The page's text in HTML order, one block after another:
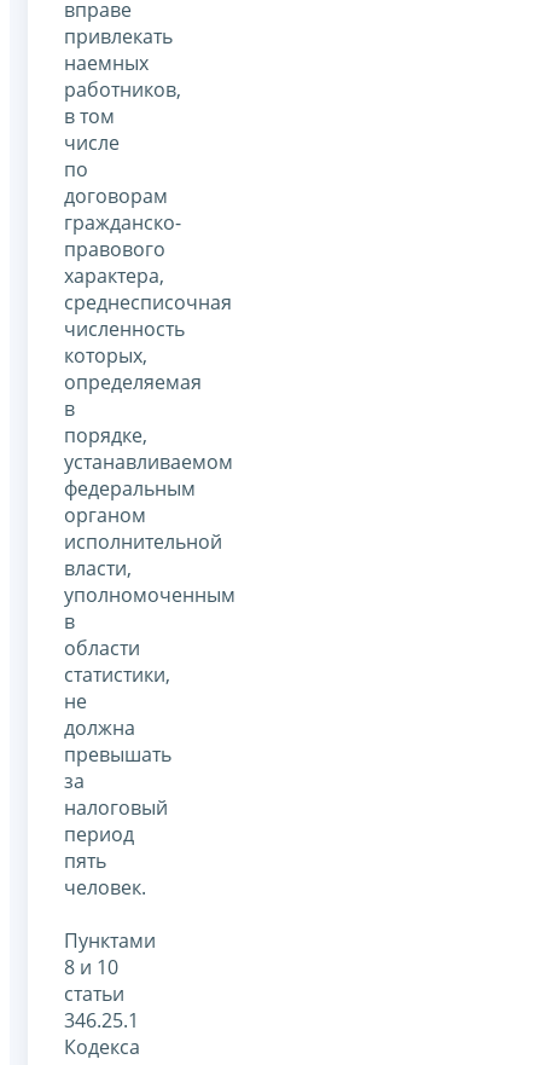
вправе
привлекать
наемных
работников,
в том
числе
по
договорам
гражданско-
правового
характера,
среднесписочная
численность
которых,
определяемая
в
порядке,
устанавливаемом
федеральным
органом
исполнительной
власти,
уполномоченным
в
области
статистики,
не
должна
превышать
за
налоговый
период
пять
человек.
Пунктами
8 и 10
статьи
346.25.1
Кодекса